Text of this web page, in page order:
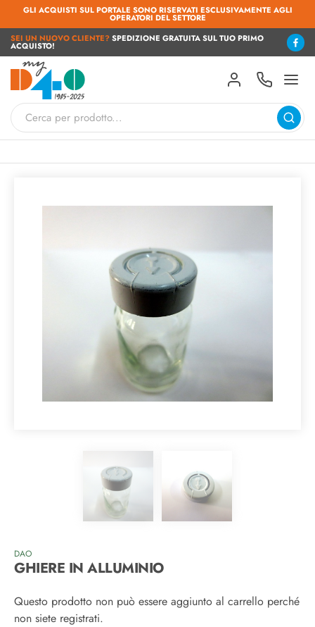
GLI ACQUISTI SUL PORTALE SONO RISERVATI ESCLUSIVAMENTE AGLI
OPERATORI DEL SETTORE
SEI UN NUOVO CLIENTE?SPEDIZIONE GRATUITA SUL TUO PRIMO
ACQUISTO!
DAO
GHIERE IN ALLUMINIO
Questo prodotto non può essere aggiunto al carrello perché
non siete registrati.